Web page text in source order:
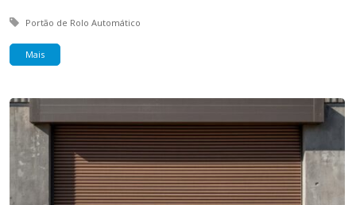
Tagged with:
Portão de Rolo Automático
Mais